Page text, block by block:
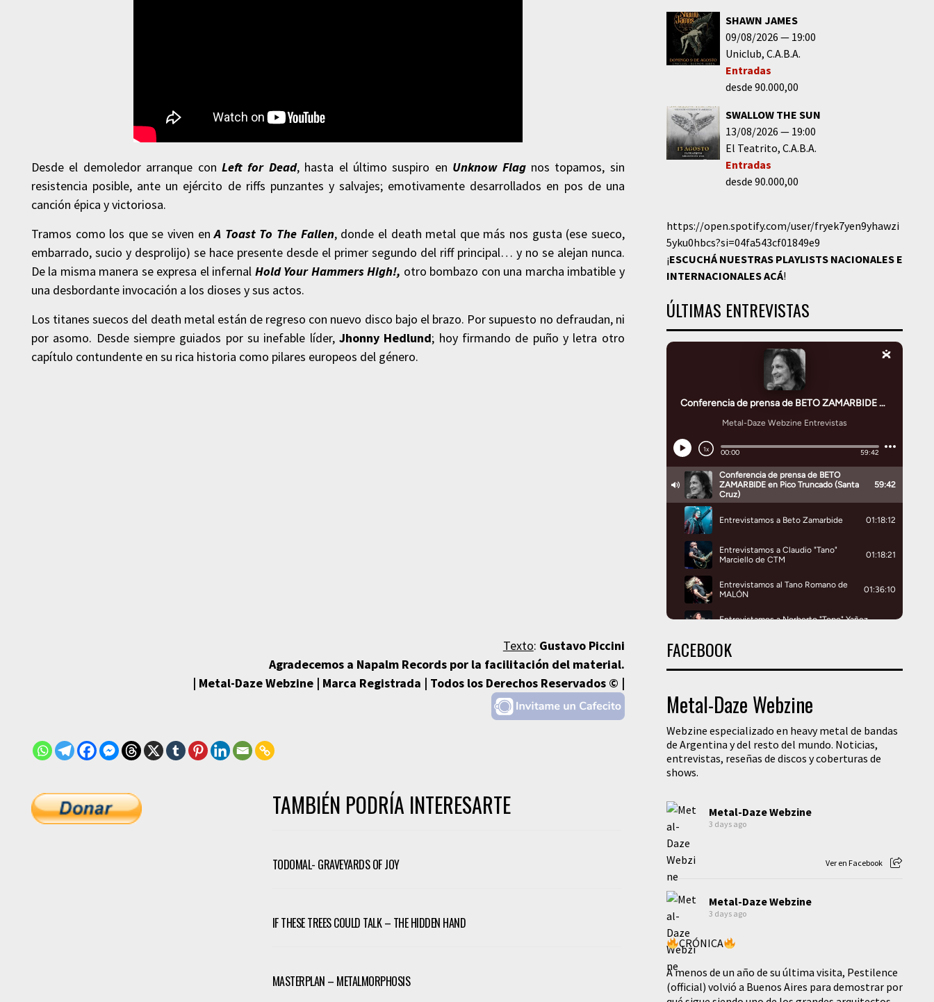
Desde el demoledor arranque con Left for Dead, hasta el último suspiro en Unknow Flagnos topamos, sin
resistencia posible, ante un ejército de riffs punzantes y salvajes; emotivamente desarrollados en pos de una
canción épica y victoriosa.
Tramos como los que se viven enA Toast To The Fallen, donde el death metal que más nos gusta (ese sueco,
embarrado, sucio y desprolijo) se hace presente desde el primer segundo del riff principal… y no se alejan nunca.
De la misma manera se expresa el infernal Hold Your Hammers High!, otro bombazo con una marcha imbatible y
una desbordante invocación a los dioses y sus actos.
Los titanes suecos del death metal están de regreso con nuevo disco bajo el brazo. Por supuesto no defraudan, ni
por asomo. Desde siempre guiados por su inefable líder,Jhonny Hedlund; hoy firmando de puño y letra otro
capítulo contundente en su rica historia como pilares europeos del género.
Texto: Gustavo Piccini
Agradecemos a Napalm Records por la facilitación del material.
| Metal-Daze Webzine | Marca Registrada | Todos los Derechos Reservados © |
TAMBIÉN PODRÍA INTERESARTE
TODOMAL- GRAVEYARDS OF JOY
IF THESE TREES COULD TALK – THE HIDDEN HAND
MASTERPLAN – METALMORPHOSIS
SHAWN JAMES
09/08/2026
19:00
Uniclub C.A.B.A.
Entradas
desde 90.000,00
SWALLOW THE SUN
13/08/2026
19:00
El Teatrito C.A.B.A.
Entradas
desde 90.000,00
https://open.spotify.com/user/fryek7yen9yhawzi
5yku0hbcs?si=04fa543cf01849e9
¡ESCUCHÁ NUESTRAS PLAYLISTS NACIONALES E
INTERNACIONALESACÁ!
ÚLTIMAS ENTREVISTAS
FACEBOOK
Metal-Daze Webzine
Webzine especializado en heavy metal de bandas
de Argentina y del resto del mundo. Noticias,
entrevistas, reseñas de discos y coberturas de
shows.
Metal-Daze Webzine
3 days ago
Ver en Facebook
Metal-Daze Webzine
3 days ago
CRÓNICA
A menos de un año de su última visita, Pestilence
(official) volvió a Buenos Aires para demostrar por